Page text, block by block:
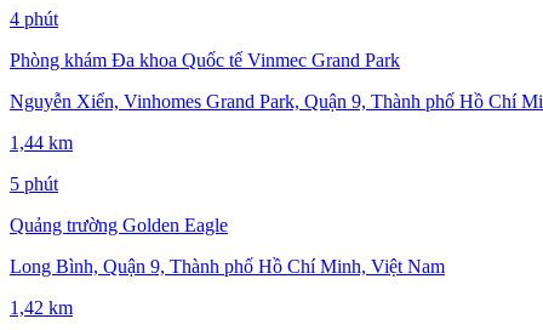
4 phút
Phòng khám Đa khoa Quốc tế Vinmec Grand Park
Nguyễn Xiển, Vinhomes Grand Park, Quận 9, Thành phố Hồ Chí
1,44 km
5 phút
Quảng trường Golden Eagle
Long Bình, Quận 9, Thành phố Hồ Chí Minh, Việt Nam
1,42 km